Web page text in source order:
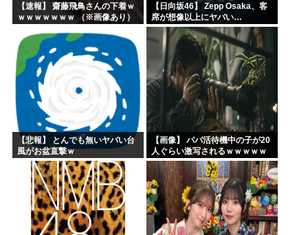
【速報】 齋藤飛鳥さんの下着ｗ
ｗｗｗｗｗｗｗ （※画像あり）
【日向坂46】 Zepp Osaka、客
席が想像以上にヤバい…
【悲報】 とんでも無いヤバい台
風がお盆直撃ｗ
【画像】 パパ活待機中の子が20
人ぐらい激写されるｗｗｗｗｗ
ｗｗｗｗｗｗ